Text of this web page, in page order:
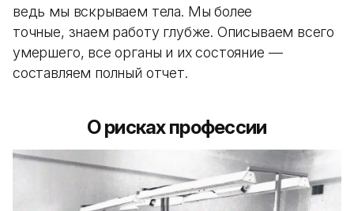
ведь мы вскрываем тела. Мы более
точные, знаем работу глубже. Описываем всего
умершего, все органы и их состояние —
составляем полный отчет.
О рисках профессии